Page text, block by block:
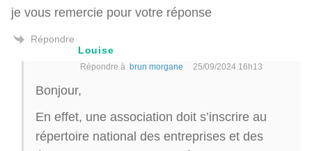
je vous remercie pour votre réponse
Répondre
Louise
Répondre à brun morgane 25/09/2024 16h13
Bonjour,
En effet, une association doit s’inscrire au
répertoire national des entreprises et des